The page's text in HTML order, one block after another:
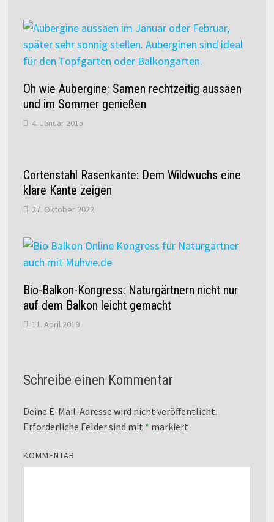
Oh wie Aubergine: Samen rechtzeitig aussäen
und im Sommer genießen
4. Januar 2015
Cortenstahl Rasenkante: Dem Wildwuchs eine
klare Kante zeigen
27. Oktober 2022
Bio-Balkon-Kongress: Naturgärtnern nicht nur
auf dem Balkon leicht gemacht
11. April 2019
Schreibe einen Kommentar
Deine E-Mail-Adresse wird nicht veröffentlicht.
Erforderliche Felder sind mit * markiert
KOMMENTAR